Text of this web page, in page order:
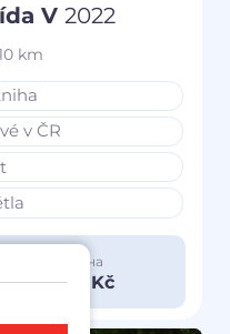
V 2022
km
v ČR
Особлива ціна
1 150 000 Kč